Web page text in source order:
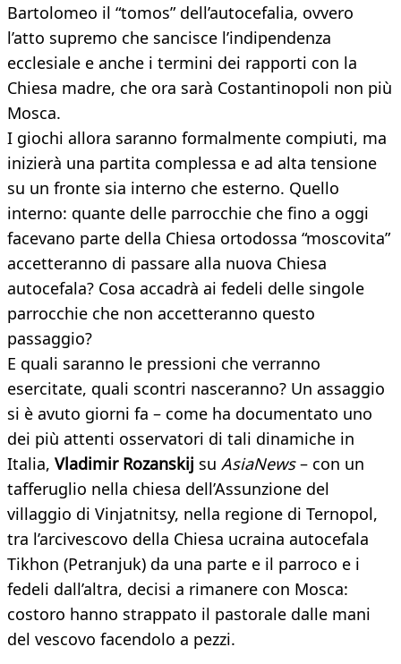
Bartolomeo il “tomos” dell’autocefalia, ovvero
l’atto supremo che sancisce l’indipendenza
ecclesiale e anche i termini dei rapporti con la
Chiesa madre, che ora sarà Costantinopoli non più
Mosca.
I giochi allora saranno formalmente compiuti, ma
inizierà una partita complessa e ad alta tensione
su un fronte sia interno che esterno. Quello
interno: quante delle parrocchie che fino a oggi
facevano parte della Chiesa ortodossa “moscovita”
accetteranno di passare alla nuova Chiesa
autocefala? Cosa accadrà ai fedeli delle singole
parrocchie che non accetteranno questo
passaggio?
E quali saranno le pressioni che verranno
esercitate, quali scontri nasceranno? Un assaggio
si è avuto giorni fa – come ha documentato uno
dei più attenti osservatori di tali dinamiche in
Italia, Vladimir Rozanskij su AsiaNews– con un
tafferuglio nella chiesa dell’Assunzione del
villaggio di Vinjatnitsy, nella regione di Ternopol,
tra l’arcivescovo della Chiesa ucraina autocefala
Tikhon (Petranjuk) da una parte e il parroco e i
fedeli dall’altra, decisi a rimanere con Mosca:
costoro hanno strappato il pastorale dalle mani
del vescovo facendolo a pezzi.